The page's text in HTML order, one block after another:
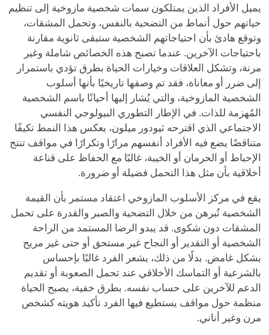
يميل الأفراد الذين يمتلكون سمات شخصية مازوخية إلى تنظيم
حياتهم حول أنماط من التضحية بالنفس، وتحمل المشقات،
وتوقع هادئ بأن احتياجاتهم الشخصية ستبقى ثانوية مقارنة
باحتياجات الآخرين. عندما تصبح هذه الخصائص شاملة وغير
مرنة، وتشكل العلاقات وخيارات الحياة بطرق تؤدي باستمرار
إلى ضرر أو معاناة، فقد تم وصفها تاريخيًا بأنها أسلوب
الشخصية المازوخية، والتي يُشار إليها أحيانًا باسم الشخصية
المُهزمة للذات. في الإطار التطوري البيولوجي النفسي
الاجتماعي الذي اقترحه ثيودور ميلون، يعكس هذا النمط تكيفًا
متناقضًا يضع فيه الأفراد أنفسهم مرارًا وتكرارًا في مواقف تنتج
الإحباط أو الحرمان أو الخيبة، غالبًا مع الحفاظ على قناعة
أخلاقية بأن مثل هذا التحمل فضيلة أو ضرورة.
يقع في مركز الأسلوب المازوخي اعتقاد مستمر بأن القيمة
الشخصية تُبرهن من خلال التضحية والصبر والقدرة على تحمل
المشقات دون شكوى. قد يبدو الرضا المستمد من الراحة
الشخصية أو التقدير أو النجاح غير مستحق أو حتى غير مريح
بشكل غامض. بدلًا من ذلك، يشعر الفرد غالبًا بإحساس
بالشرعية أو التماسك الأخلاقي عند تحمل الصعوبة أو تقديم
الدعم للآخرين على حساب نفسه. بطرق خفية، يصبح الحياة
منظمة حول مواقف يستطيع فيها الفرد تأكيد هويته كشخص
مرن وغير أناني.